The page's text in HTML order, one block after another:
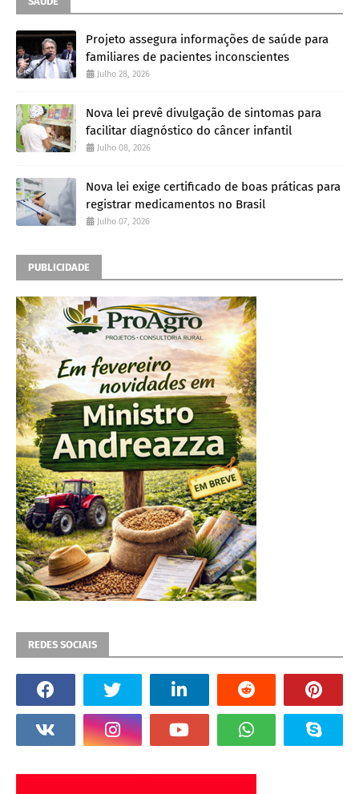
Projeto assegura informações de saúde para
familiares de pacientes inconscientes
Julho 28, 2026
Nova lei prevê divulgação de sintomas para
facilitar diagnóstico do câncer infantil
Julho 08, 2026
Nova lei exige certificado de boas práticas para
registrar medicamentos no Brasil
Julho 07, 2026
PUBLICIDADE
REDES SOCIAIS